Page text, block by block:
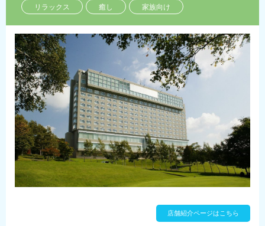
リラックス 癒し 家族向け
店舗紹介ページはこちら